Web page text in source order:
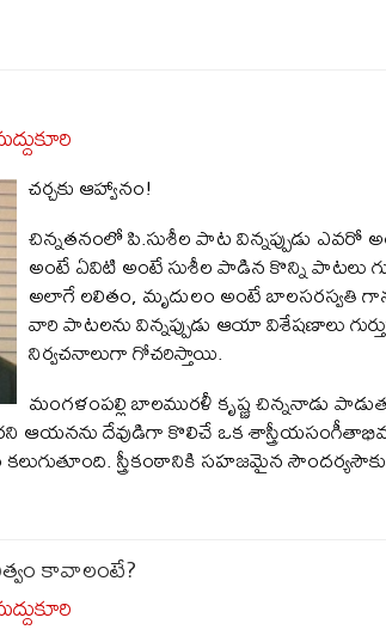
చర్చకు ఆహ్వానం!
చిన్నతనంలో పి.సుశీల పాట విన్నప్పుడు
అంటే ఏవిటి అంటే సుశీల పాడిన కొన్ని పాటలు
అలాగే లలితం, మృదులం అంటే బాలసరస్వతి
వారి పాటలను విన్నప్పుడు ఆయా విశేషణాలు
నిర్వచనాలుగా గోచరిస్తాయి.
మంగళంపల్లి బాలమురళీ కృష్ణ చిన్ననాడు
ఆయనను దేవుడిగా కొలిచే ఒక
స్త్రీకంఠానికి సహజమైన
కావాలంటే?